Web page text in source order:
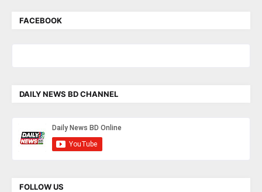
FACEBOOK
DAILY NEWS BD CHANNEL
FOLLOW US